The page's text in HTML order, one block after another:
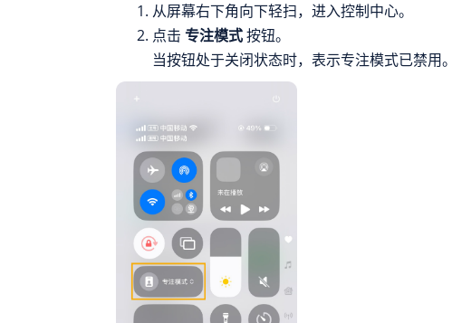
从屏幕右下角向下轻扫，进入控制中心。
点击 专注模式按钮。
当按钮处于关闭状态时，表示专注模式已禁用